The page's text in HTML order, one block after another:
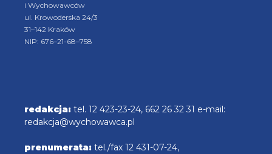
i Wychowawców
ul. Krowoderska 24/3
31–142 Kraków
NIP: 676–21-68–758
redakcja: tel. 12 423-23-24, 662 26 32 31 e-mail:
redakcja@wychowawca.pl
prenumerata: tel./fax 12 431-07-24,